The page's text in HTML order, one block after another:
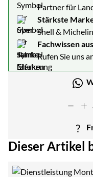
Partner für
Stärkste
Shell &
Fachwissen
Rufen Sie uns
Dieser Artikel